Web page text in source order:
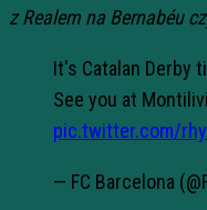
z Realem na Bernabéu
It's Catalan Derby
See you at
pic.twitter.com/
— FC Barcelona